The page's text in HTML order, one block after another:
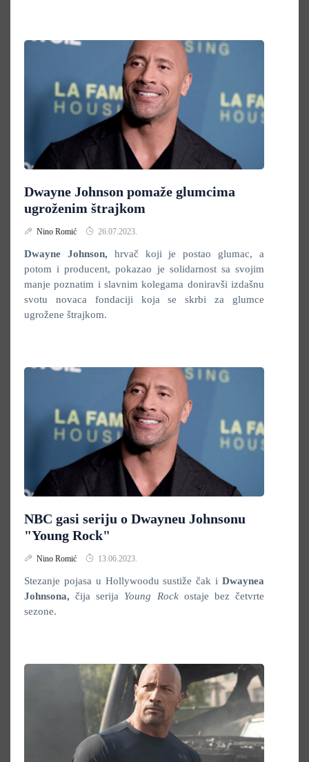
Dwayne Johnson pomaže glumcima
ugroženim štrajkom
Nino Romić 26.07.2023.
Dwayne Johnson, hrvač koji je postao glumac, a
potom i producent, pokazao je solidarnost sa svojim
manje poznatim i slavnim kolegama doniravši izdašnu
svotu novaca fondaciji koja se skrbi za glumce
ugrožene štrajkom.
NBC gasi seriju o Dwayneu Johnsonu
"Young Rock"
Nino Romić 13.06.2023.
Stezanje pojasa u Hollywoodu sustiže čak i Dwaynea
Johnsona,čija serija Young Rockostaje bez četvrte
sezone.